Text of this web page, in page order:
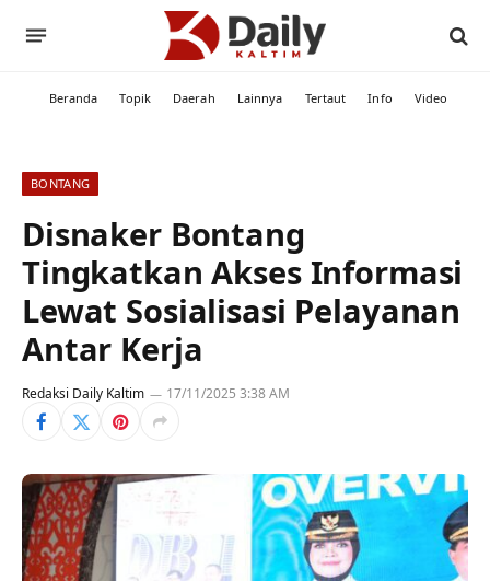
Beranda Topik Daerah Lainnya Tertaut Info Video
BONTANG
Disnaker Bontang
Tingkatkan Akses Informasi
Lewat Sosialisasi Pelayanan
Antar Kerja
Redaksi Daily Kaltim 17/11/2025 3:38 AM